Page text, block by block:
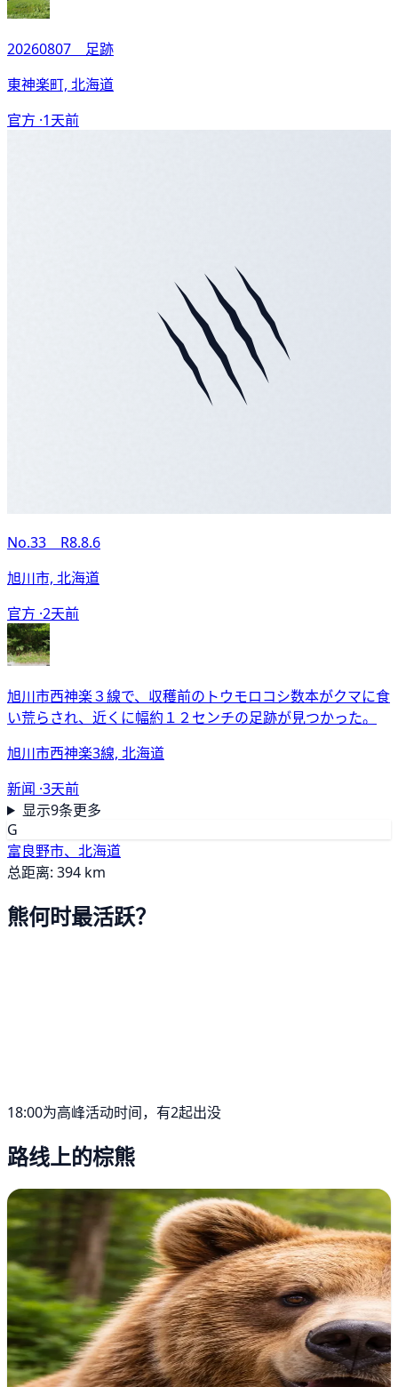
20260807 足跡
東神楽町, 北海道
官方 ·1天前
No.33 R8.8.6
旭川市, 北海道
官方 ·2天前
旭川市西神楽３線で、収穫前のトウモロコシ数本がクマに食
い荒らされ、近くに幅約１２センチの足跡が見つかった。
旭川市西神楽3線, 北海道
新闻 ·3天前
显示9条更多
G
富良野市、北海道
总距离: 394 km
熊何时最活跃？
18:00为高峰活动时间，有2起出没
路线上的棕熊